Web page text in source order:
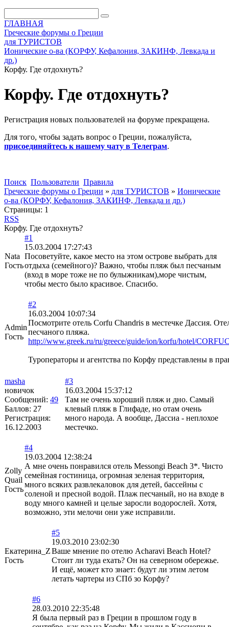
ГЛАВНАЯ
Греческие форумы о Греции
для ТУРИСТОВ
Ионические о-ва (КОРФУ, Кефалония, ЗАКИНФ, Левкада и
др.)
Корфу. Где отдохнуть?
Корфу. Где отдохнуть?
Регистрация новых пользователей на форуме прекращена.
Для того, чтобы задать вопрос о Греции, пожалуйста,
присоединяйтесь к нашему чату в Телеграм.
Поиск Пользователи Правила
Греческие форумы о Греции » для ТУРИСТОВ » Ионические
о-ва (КОРФУ, Кефалония, ЗАКИНФ, Левкада и др.)
Страницы: 1
RSS
Корфу. Где отдохнуть?
Nata
Гость
#1
15.03.2004 17:27:43
Посоветуйте, какое место на этом острове выбрать для
отдыха (семейного)? Важно, чтобы пляж был песчаным
(вход в море тоже не по булыжникам),море чистым,
чтобы место было красивое. Спасибо.
Admin
Гость
#2
16.03.2004 10:07:34
Посмотрите отель Corfu Chandris в местечке Дассия.
песчаного пляжа.
http://www.greek.ru/ru/greece/guide/ion/korfu/hotel/
Туроператоры и агентства по Корфу представлены в
masha
новичок
Сообщений: 49
Баллов: 27
Регистрация:
16.12.2003
#3
16.03.2004 15:37:12
Там не очень хороший пляж и дно. Самый
клевый пляж в Глифаде, но отам очень
много народа. А вообще, Дассиа - неплохое
местечко.
Zolly
Quail
Гость
#4
19.03.2004 12:38:24
А мне очень понравился отель Messongi Beach 3*. Чисто
семейная гостиница, огромная зеленая территория,
много всяких развлекаловок для детей, бассейны с
соленой и пресной водой. Плаж песчаный, но на входе в
воду много камней и целые заросли водорослей. Хотя,
возможно, эти мелочи они уже исправили.
Екатерина_Z
Гость
#5
19.03.2010 23:02:30
Ваше мнение по отелю Acharavi Beach Hotel?
Стоит ли туда ехать? Он на северном обережье.
И ещё, может кто знает: будут ли этим летом
летать чартеры из СПб зо Корфу?
#6
28.03.2010 22:35:48
Я была первый раз в Греции в прошлом году в